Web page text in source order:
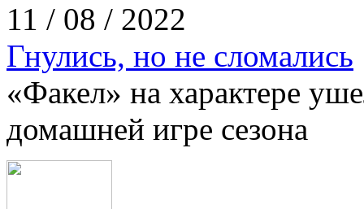
11 / 08 / 2022
Гнулись, но не сломались
«Факел» на характере
домашней игре сезона